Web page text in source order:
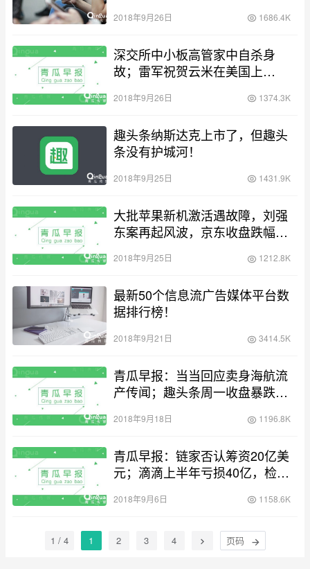
2018年9月26日 1686.4K
深交所中小板高管家中自杀身
故；雷军祝贺云米在美国上
2018年9月26日 1374.3K
趣头条纳斯达克上市了，但趣头
条没有护城河！
2018年9月25日 1431.9K
大批苹果新机激活遇故障，刘强
东案再起风波，京东收盘跌幅达
2018年9月25日 1212.8K
最新50个信息流广告媒体平台数
据排行榜！
2018年9月21日 3414.5K
青瓜早报：当当回应卖身海航流
产传闻；趣头条周一收盘暴跌
2018年9月18日 1196.8K
青瓜早报：链家否认筹资20亿美
元；滴滴上半年亏损40亿，检查
2018年9月6日 1158.6K
1 / 4 1 2 3 4